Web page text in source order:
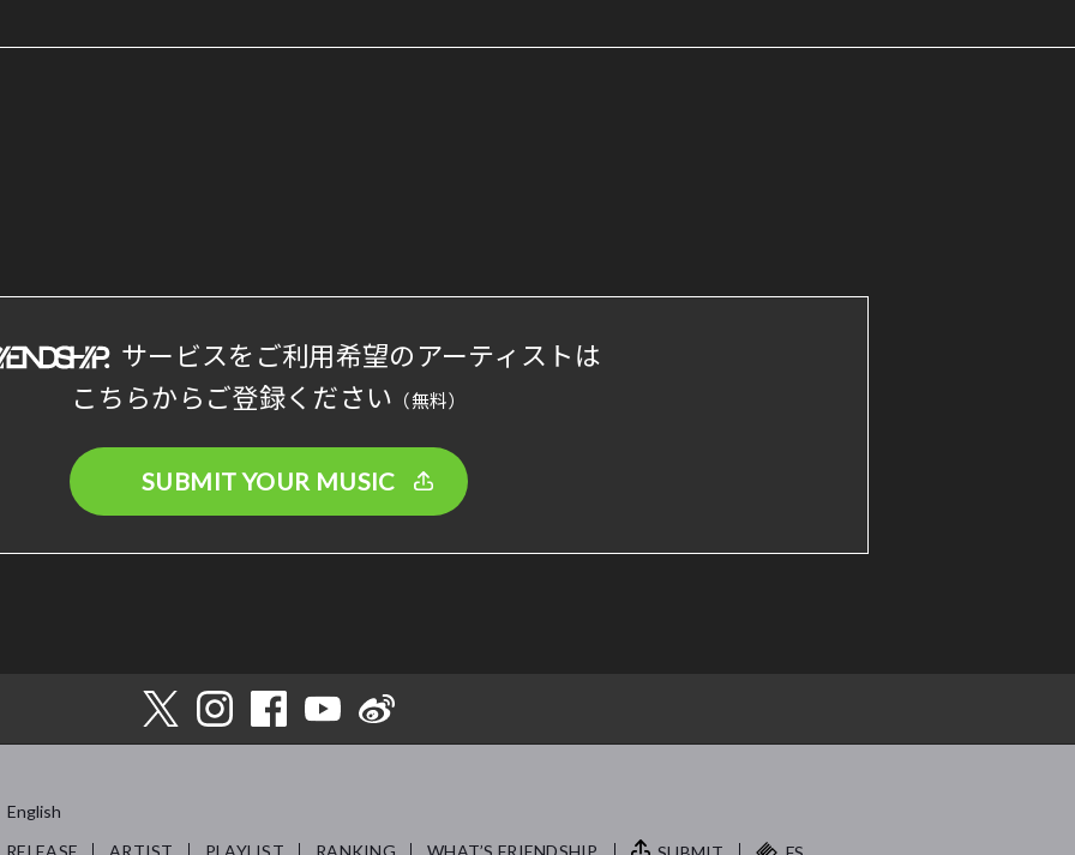
サービスをご利用希望のアーティストは
こちらからご登録ください （無料）
SUBMIT YOUR MUSIC
English
RELEASE ARTIST PLAYLIST RANKING WHAT’S FRIENDSHIP.